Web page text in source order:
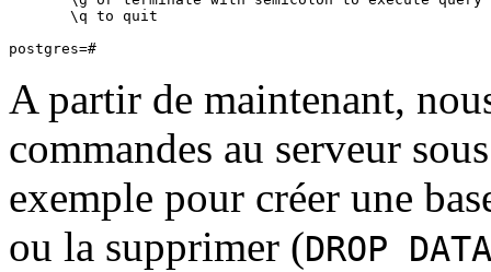
       \q to quit
A partir de maintenant,
commandes au serveur
exemple pour créer une
ou la supprimer (DROP